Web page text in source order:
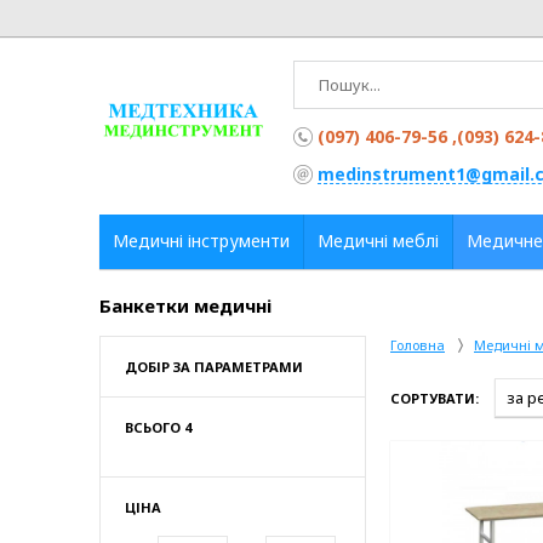
Банкетки медичні
Головна Медичні
СОРТУВАТИ:
ДОБІР ЗА ПАРАМЕТРАМИ
ВСЬОГО 4
ЦІНА
(097) 406-79-56 ,(093)
Медичні інструменти Медичні меблі